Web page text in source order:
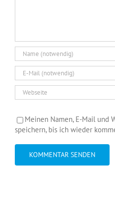
Meinen Namen, E-Mail und
speichern, bis ich wieder